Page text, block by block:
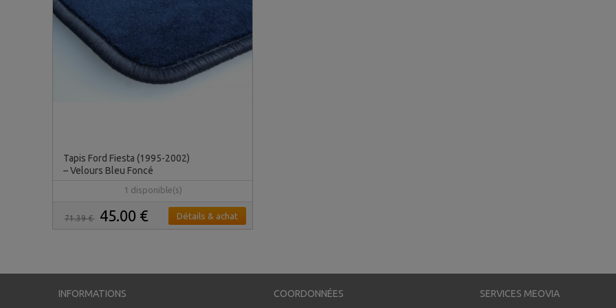
Tapis Ford Fiesta (1995-2002)
– Velours Bleu Foncé
1 disponible(s)
71.39 € 45.00 € Détails & achat
INFORMATIONS COORDONNÉES SERVICES MEOVIA